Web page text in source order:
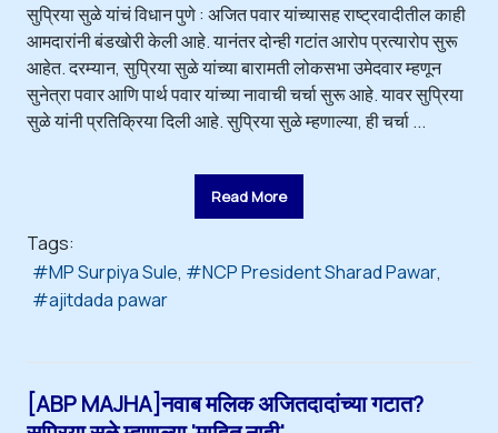
सुप्रिया सुळे यांचं विधान पुणे : अजित पवार यांच्यासह राष्ट्रवादीतील काही
आमदारांनी बंडखोरी केली आहे. यानंतर दोन्ही गटांत आरोप प्रत्यारोप सुरू
आहेत. दरम्यान, सुप्रिया सुळे यांच्या बारामती लोकसभा उमेदवार म्हणून
सुनेत्रा पवार आणि पार्थ पवार यांच्या नावाची चर्चा सुरू आहे. यावर सुप्रिया
सुळे यांनी प्रतिक्रिया दिली आहे. सुप्रिया सुळे म्हणाल्या, ही चर्चा ...
Read More
Tags:
MP Surpiya Sule
NCP President Sharad Pawar
ajitdada pawar
[ABP MAJHA]नवाब मलिक अजितदादांच्या गटात?